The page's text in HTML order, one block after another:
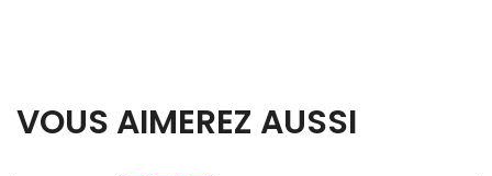
VOUS AIMEREZ AUSSI